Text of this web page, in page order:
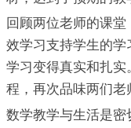
回顾两位老师的课
效学习支持学生的
学习变得真实和扎
程，再次品味两们老
数学教学与生活是